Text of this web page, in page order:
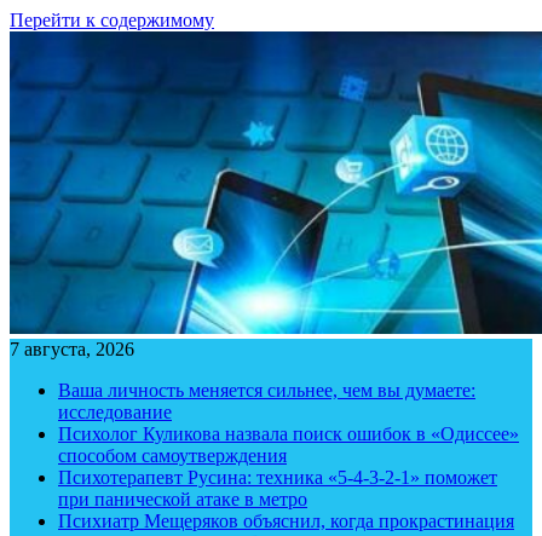
Перейти к содержимому
7 августа, 2026
Ваша личность меняется сильнее, чем вы думаете:
исследование
Психолог Куликова назвала поиск ошибок в «Одиссее»
способом самоутверждения
Психотерапевт Русина: техника «5-4-3-2-1» поможет
при панической атаке в метро
Психиатр Мещеряков объяснил, когда прокрастинация